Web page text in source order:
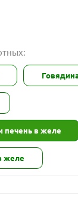
печень в желе
желе